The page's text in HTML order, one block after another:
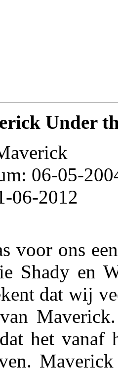
Under
06-05-
06-2012
voor ons
Shady en
dat wij
het
Maverick